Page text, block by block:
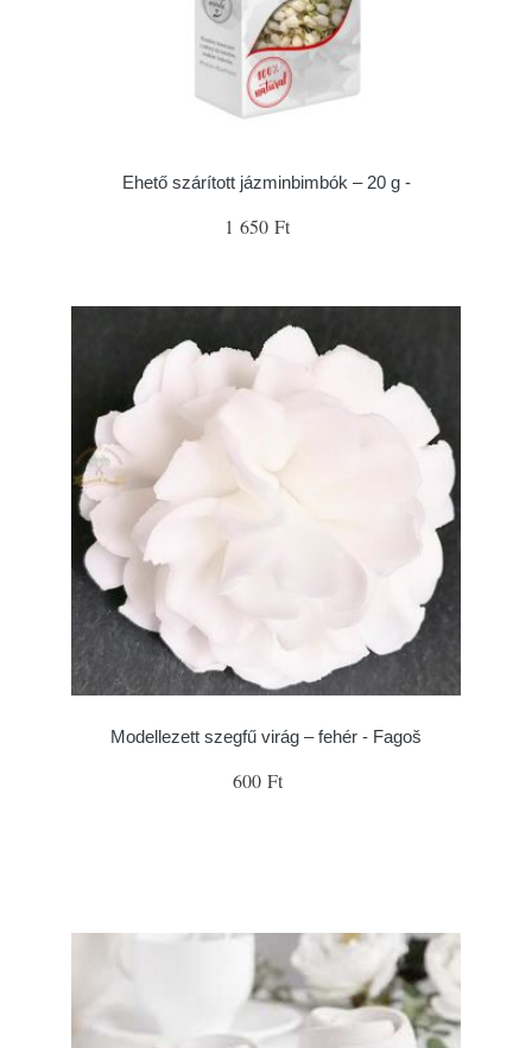
Ehető szárított jázminbimbók – 20 g -
1 650 Ft
Modellezett szegfű virág – fehér - Fagoš
600 Ft